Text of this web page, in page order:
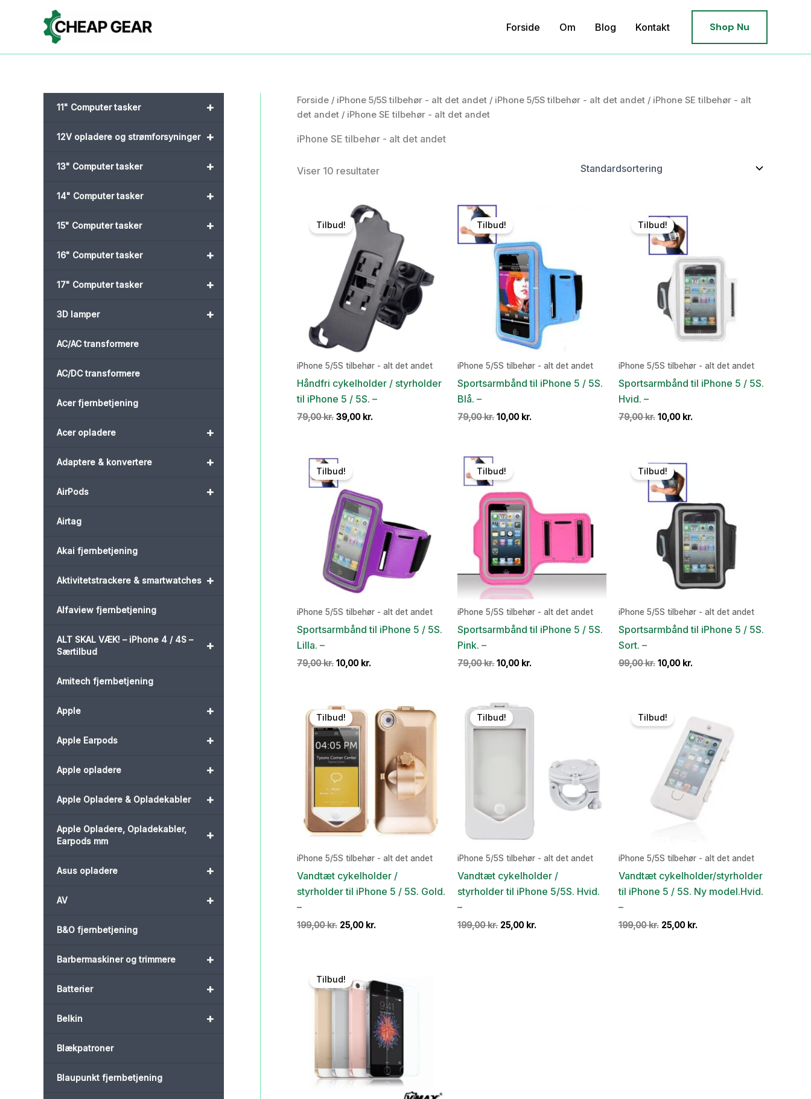
Forside Om Blog Kontakt Shop Nu
+
11" Computer tasker
+
12V opladere og strømforsyninger
+
13" Computer tasker
+
14" Computer tasker
+
15" Computer tasker
+
16" Computer tasker
+
17" Computer tasker
+
3D lamper
AC/AC transformere
AC/DC transformere
Acer fjernbetjening
+
Acer opladere
+
Adaptere & konvertere
+
AirPods
Airtag
Akai fjernbetjening
+
Aktivitetstrackere & smartwatches
Alfaview fjernbetjening
+
ALT SKAL VÆK! – iPhone 4 / 4S –
Særtilbud
Amitech fjernbetjening
+
Apple
+
Apple Earpods
+
Apple opladere
+
Apple Opladere & Opladekabler
+
Apple Opladere, Opladekabler,
Earpods mm
+
Asus opladere
+
AV
B&O fjernbetjening
+
Barbermaskiner og trimmere
+
Batterier
+
Belkin
Blækpatroner
Blaupunkt fjernbetjening
Forside / iPhone 5/5S tilbehør - alt det andet / iPhone 5/5S tilbehør - alt det andet / iPhone SE tilbehør - alt
det andet / iPhone SE tilbehør - alt det andet
iPhone SE tilbehør - alt det andet
Viser 10 resultater
Tilbud!
iPhone 5/5S tilbehør - alt det andet
Håndfri cykelholder / styrholder
til iPhone 5 / 5S. –
79,00kr. Den
79,00 kr..
39,00 kr.
Tilbud!
iPhone 5/5S tilbehør - alt det andet
Sportsarmbånd til iPhone 5 / 5S.
Blå. –
79,00kr. Den
10,00 kr.
Tilbud!
iPhone 5/5S tilbehør - alt det andet
Sportsarmbånd til iPhone 5 / 5S.
Hvid. –
79,00kr. Den
10,00 kr.Den
Tilbud!
iPhone 5/5S tilbehør - alt det andet
Sportsarmbånd til iPhone 5 / 5S.
Lilla. –
79,00kr. Den
79,00 kr..
10,00 kr.
10,00 kr..
Tilbud!
iPhone 5/5S tilbehør - alt det andet
Sportsarmbånd til iPhone 5 / 5S.
Pink. –
79,00kr. Den
79,00 kr..
10,00 kr.
Tilbud!
iPhone 5/5S tilbehør - alt det andet
Sportsarmbånd til iPhone 5 / 5S.
Sort. –
99,00kr. Den
10,00 kr.Den
Tilbud!
iPhone 5/5S tilbehør - alt det andet
Vandtæt cykelholder /
styrholder til iPhone 5 / 5S. Gold.
–
199,00kr. Den
25,00 kr.
Tilbud!
iPhone 5/5S tilbehør - alt det andet
Vandtæt cykelholder /
styrholder til iPhone 5/5S. Hvid.
–
199,00kr. Den
25,00 kr.
Tilbud!
iPhone 5/5S tilbehør - alt det andet
Vandtæt cykelholder/styrholder
til iPhone 5 / 5S. Ny model.Hvid.
–
199,00kr. Den
25,00 kr.Den
Tilbud!